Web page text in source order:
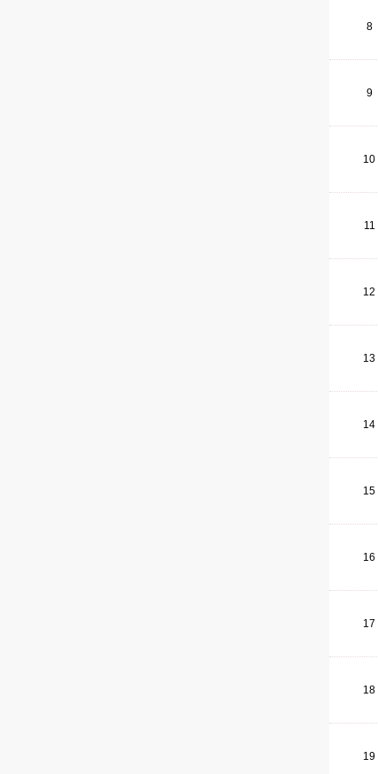
8
9
10
11
12
13
14
15
16
17
18
19